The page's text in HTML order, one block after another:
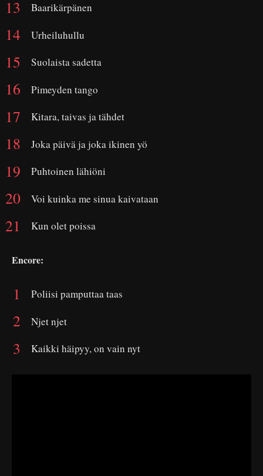
Baarikärpänen
Urheiluhullu
Suolaista sadetta
Pimeyden tango
Kitara, taivas ja tähdet
Joka päivä ja joka ikinen yö
Puhtoinen lähiöni
Voi kuinka me sinua kaivataan
Kun olet poissa
Encore:
Poliisi pamputtaa taas
Njet njet
Kaikki häipyy, on vain nyt